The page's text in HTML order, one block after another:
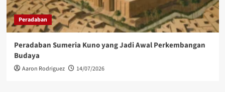
Peradaban
Peradaban Sumeria Kuno yang Jadi Awal Perkembangan
Budaya
Aaron Rodriguez 14/07/2026